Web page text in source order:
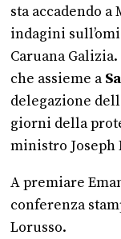
sta accadendo
indagini
Caruana
che assieme a
delegazione
giorni della
ministro Joseph
A premiare
conferenza
Lorusso.